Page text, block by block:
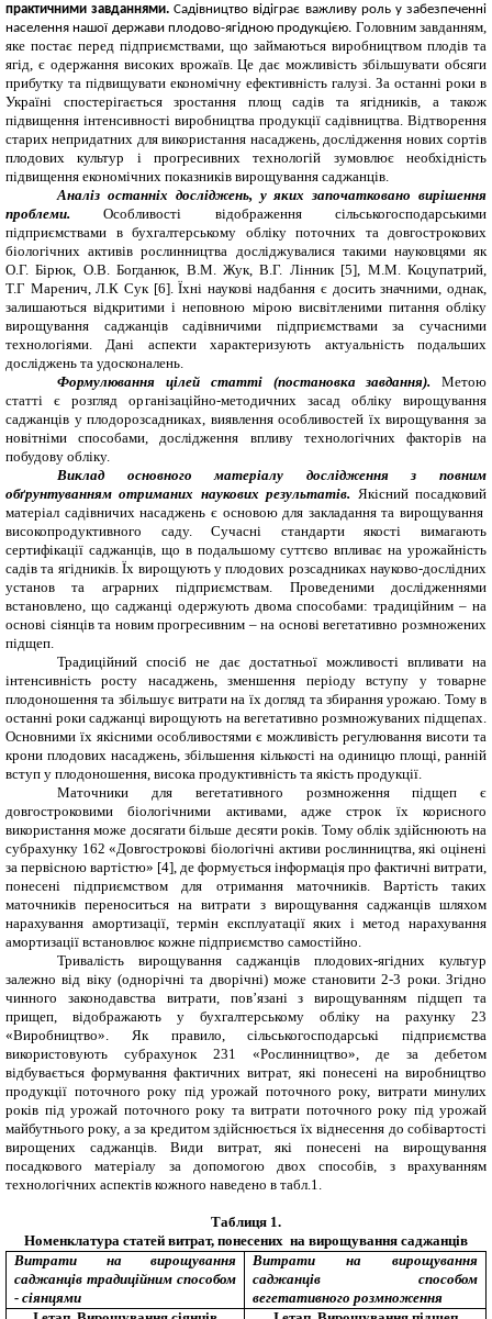
практичними завданнями.Садівництво відіграє важливу роль у забезпеченні
населення нашої держави плодово-ягідною продукцією. Головним завданням,
яке постає перед підприємствами, що займаються виробництвом плодів та
ягід, є одержання високих врожаїв. Це дає можливість збільшувати обсяги
прибутку та підвищувати економічну ефективність галузі. За останні роки в
Україні спостерігається зростання площ садів та ягідників, а також
підвищення інтенсивності виробництва продукції садівництва. Відтворення
старих непридатних для використання насаджень, дослідження нових сортів
плодових культур і прогресивних технологій зумовлює необхідність
підвищення економічних показників вирощування саджанців.
Аналіз останніх досліджень, у яких започатковано вирішення
проблеми. Особливості відображення сільськогосподарськими
підприємствами в бухгалтерському обліку поточних та довгострокових
біологічних активів рослинництва досліджувалися такими науковцями як
О.Г. Бірюк, О.В. Богданюк, В.М.
Жук, В.Г. Лінник [5], М.М. Коцупатрий,
Т.Г Маренич, Л.К Сук [6]. Їхні наукові надбання є досить значними, однак,
залишаються відкритими і неповною мірою висвітленими питання обліку
вирощування саджанців садівничими підприємствами за сучасними
технологіями. Дані аспекти характеризують актуальність подальших
досліджень та удосконалень.
Формулювання цілей статті (постановка завдання). Метою
статті є розгляд організаційно-методичних засад обліку вирощування
саджанців у плодорозсадниках, виявлення особливостей їх вирощування за
новітніми способами, дослідження впливу технологічних факторів на
побудову обліку.
Виклад основного матеріалу дослідження з повним
обґрунтуванням отриманих наукових результатів. Якісний посадковий
матеріал садівничих насаджень є основою для закладання та вирощування
високопродуктивного саду. Сучасні стандарти якості вимагають
сертифікації саджанців, що в подальшому суттєво впливає на урожайність
садів та ягідників. Їх вирощують у плодових розсадниках науково-дослідних
установ та аграрних підприємствам. Проведеними дослідженнями
встановлено, що саджанці одержують двома способами: традиційним – на
основі сіянців та новим прогресивним – на основі вегетативно розмножених
підщеп.
Традиційний спосіб не дає достатньої можливості впливати на
інтенсивність росту насаджень, зменшення періоду вступу у товарне
плодоношення та збільшує витрати на їх догляд та збирання урожаю. Тому в
останні роки саджанці вирощують на вегетативно розмножуваних підщепах.
Основними їх якісними особливостями є можливість регулювання висоти та
крони плодових насаджень, збільшення кількості на одиницю площі, ранній
вступ у плодоношення, висока продуктивність та якість продукції.
Маточники для вегетативного розмноження підщеп є
довгостроковими біологічними активами, адже строк їх корисного
використання може досягати більше десяти років. Тому облік здійснюють на
субрахунку 162 «Довгострокові біологічні активи рослинництва, які оцінені
за первісною вартістю» [4] , де формується інформація про фактичні витрати,
понесені підприємством для отримання маточників. Вартість таких
маточників переноситься на витрати з вирощування саджанців шляхом
нарахування амортизації, термін експлуатації яких і метод нарахування
амортизації встановлює кожне підприємство самостійно.
Тривалість вирощування саджанців плодових-ягідних культур
залежно від віку (однорічні та дворічні) може становити 2-3 роки. Згідно
чинного законодавства витрати, пов’язані з вирощуванням підщеп та
прищеп, відображають у бухгалтерському обліку на рахунку 23
«Виробництво». Як правило, сільськогосподарські підприємства
використовують субрахунок 231 «Рослинництво», де за дебетом
відбувається формування фактичних витрат, які понесені на виробництво
продукції поточного року під урожай поточного року, витрати минулих
років під урожай поточного року та витрати поточного року під урожай
майбутнього року, а за кредитом здійснюється їх віднесення до собівартості
вирощених саджанців. Види витрат, які понесені на вирощування
посадкового матеріалу за допомогою двох способів, з врахуванням
технологічних аспектів кожного наведено в табл.1.
Таблиця 1.
Номенклатура статей витрат, понесених на вирощування саджанців
Витрати на вирощування
саджанців традиційним способом
- сіянцями
Витрати на вирощування
саджанців способом
вегетативного розмноження